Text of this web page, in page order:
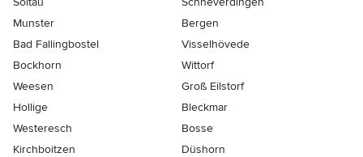
Munster
Bergen
Bad Fallingbostel
Visselhövede
Bockhorn
Wittorf
Weesen
Groß Eilstorf
Hollige
Bleckmar
Westeresch
Bosse
Kirchboitzen
Düshorn